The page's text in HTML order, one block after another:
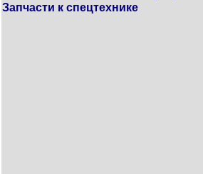
Запчасти к спецтехнике